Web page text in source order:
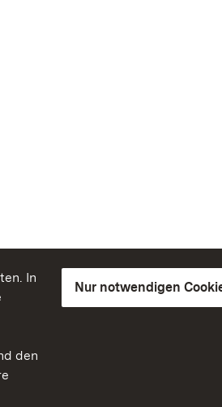
In
den
Nur notwendigen